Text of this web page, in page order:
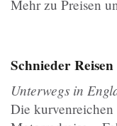
Mehr zu Preisen
Schnieder Reisen
Unterwegs in
Die kurvenreichen